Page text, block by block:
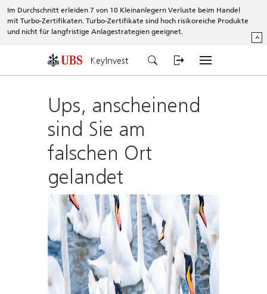
Im Durchschnitt erleiden 7 von 10 Kleinanlegern Verluste beim Handel
mit Turbo-Zertifikaten. Turbo-Zertifikate sind hoch risikoreiche Produkte
und nicht für langfristige Anlagestrategien geeignet.
^
KeyInvest
Ups, anscheinend
sind Sie am
falschen Ort
gelandet